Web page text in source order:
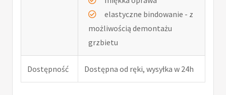
elastyczne bindowanie - z
możliwością demontażu
grzbietu
Dostępność Dostępna od ręki, wysyłka w 24h